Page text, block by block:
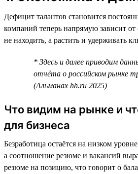
Дефицит талантов становится
компаний теперь напрямую зависит от
не находить, а растить и удерживать
* Здесь и далее приводим
отчёта о российском рынке
(Альманах hh.ru 2025)
Что видим на рынке и
для бизнеса
Безработица остаётся на низком
а соотношение резюме и вакансий
резюме на позицию, что говорит о